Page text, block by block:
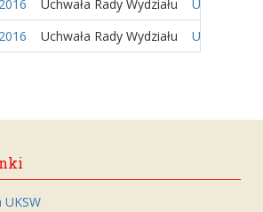
2016 Uchwała Rady Wydziału
Uchwała
2016 Uchwała Rady Wydziału Uchwała
UKSW